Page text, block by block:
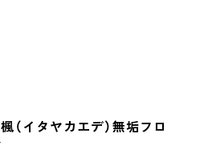
（イタヤカエデ）無垢フロ